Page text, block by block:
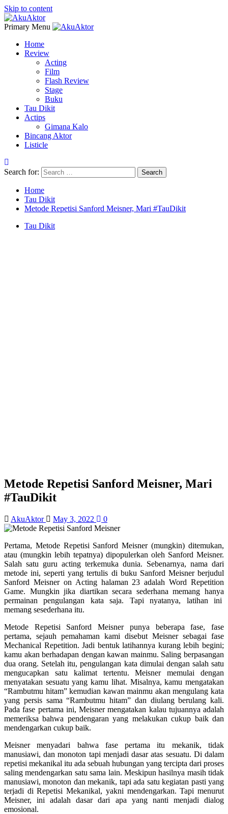
Skip to content
Primary Menu
Home
Review
Acting
Film
Flash Review
Stage
Buku
Tau Dikit
Actips
Gimana Kalo
Bincang Aktor
Listicle
Search for:
Home
Tau Dikit
Metode Repetisi Sanford Meisner, Mari #TauDikit
Tau Dikit
Metode Repetisi Sanford Meisner, Mari
#TauDikit
AkuAktor May 3, 2022 0
Pertama, Metode Repetisi Sanford Meisner (mungkin) ditemukan,
atau (mungkin lebih tepatnya) dipopulerkan oleh Sanford Meisner.
Salah satu guru acting terkemuka dunia. Sebenarnya, nama dari
metode ini, seperti yang tertulis di buku Sanford Meisner berjudul
Sanford Meisner on Acting halaman 23 adalah Word Repetition
Game. Mungkin jika diartikan secara sederhana memang hanya
permainan pengulangan kata saja. Tapi nyatanya, latihan ini
memang sesederhana itu.
Metode Repetisi Sanford Meisner punya beberapa fase, fase
pertama, sejauh pemahaman kami disebut Meisner sebagai fase
Mechanical Repetition. Jadi bentuk latihannya kurang lebih begini;
kamu akan berhadapan dengan kawan mainmu. Saling berpasangan
dua orang. Setelah itu, pengulangan kata dimulai dengan salah satu
mengucapkan satu kalimat tertentu. Meisner memulai dengan
menyatakan sesuatu yang kamu lihat. Misalnya, kamu mengatakan
“Rambutmu hitam” kemudian kawan mainmu akan mengulang kata
yang persis sama “Rambutmu hitam” dan diulang berulang kali.
Pada fase pertama ini, Meisner mengatakan kalau tujuannya adalah
memeriksa bahwa pendengaran yang melakukan cukup baik dan
mendengarkan cukup baik.
Meisner menyadari bahwa fase pertama itu mekanik, tidak
manusiawi, dan monoton tapi menjadi dasar atas sesuatu. Di dalam
repetisi mekanikal itu ada sebuah hubungan yang tercipta dari proses
saling mendengarkan satu sama lain. Meskipun hasilnya masih tidak
manusiawi, monoton dan mekanik, tapi ada satu kegiatan pasti yang
terjadi di Repetisi Mekanikal, yakni mendengarkan. Tapi menurut
Meisner, ini adalah dasar dari apa yang nanti menjadi dialog
emosional.